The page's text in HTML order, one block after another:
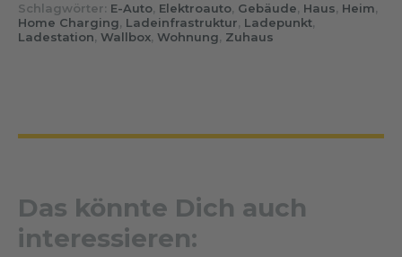
Schlagwörter: E-Auto, Elektroauto, Gebäude, Haus, Heim,
Home Charging, Ladeinfrastruktur, Ladepunkt,
Ladestation, Wallbox, Wohnung, Zuhaus
Das könnte Dich auch
interessieren: